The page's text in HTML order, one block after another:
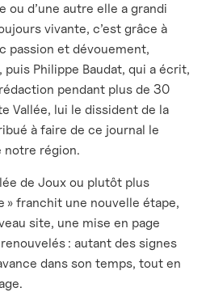
ou d’une autre elle a grandi
vivante, c’est grâce à
passion et dévouement,
puis Philippe Baudat, qui a écrit,
pendant plus de 30
Vallée, lui le dissident de la
à faire de ce journal le
région.
de Joux ou plutôt plus
» franchit une nouvelle étape,
site, une mise en page
: autant des signes
dans son temps, tout en